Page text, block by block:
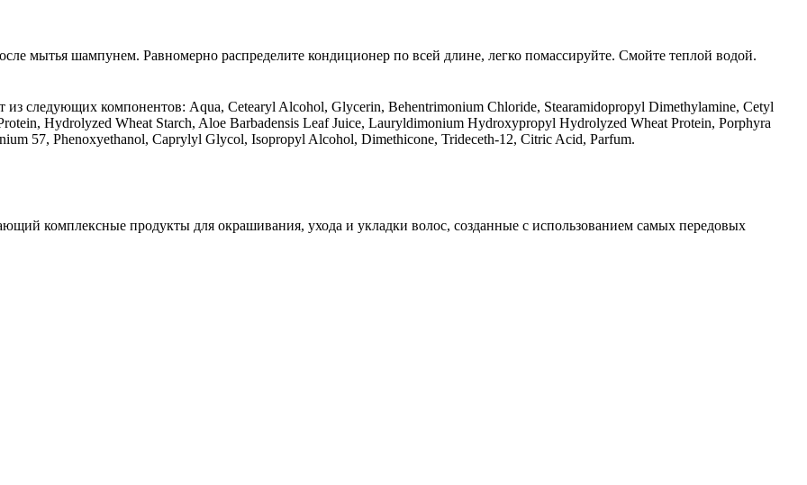
мытья шампунем. Равномерно распределите кондиционер по всей длине, легко помассируйте. Смойте теплой водой.
из следующих компонентов: Aqua, Cetearyl Alcohol, Glycerin, Behentrimonium Chloride, Stearamidopropyl Dimethylamine, Cetyl
Hydrolyzed Wheat Starch, Aloe Barbadensis Leaf Juice, Lauryldimonium Hydroxypropyl Hydrolyzed Wheat Protein, Porphyra
57, Phenoxyethanol, Caprylyl Glycol, Isopropyl Alcohol, Dimethicone, Trideceth-12, Citric Acid, Parfum.
комплексные продукты для окрашивания, ухода и укладки волос, созданные с использованием самых передовых